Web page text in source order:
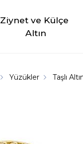
Ziynet ve Külçe
Altın
Yüzükler Taşlı